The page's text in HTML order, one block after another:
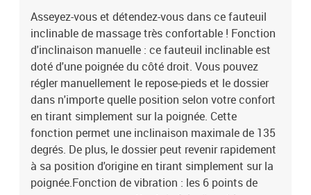
incluse.Expérience d'assise confortable : le siège, le dossier et les
larges accoudoirs bien rembourrés recouverts de tissu procurent
une sensation confortable et chaleureuse, vous permettant de
vous sentir enveloppé lorsque vous êtes assis. Le tissu présente un
aspect simple et épuré et est respirant et durable.Porte-gobelets et
poche latérale pratiques : ce fauteuil dispose de deux porte-
gobelets pratiques pour vos boissons et d'une poche latérale pour
votre télécommande ou pour garder vos objets essentiels à portée
de main.Cadre solide et stable : le cadre en bois et en métal offre
une structure solide et une grande stabilité. Ce fauteuil inclinable
est confortable et durable.Couleur : rouge bordeauxMatériau :
tissu (100 % polyester), métal, contreplaquéMatériau de
Asseyez-vous et détendez-vous dans ce fauteuil
inclinable de massage très confortable ! Fonction
d'inclinaison manuelle : ce fauteuil inclinable est
doté d'une poignée du côté droit. Vous pouvez
régler manuellement le repose-pieds et le dossier
dans n'importe quelle position selon votre confort
en tirant simplement sur la poignée. Cette
fonction permet une inclinaison maximale de 135
degrés. De plus, le dossier peut revenir rapidement
à sa position d'origine en tirant simplement sur la
poignée.Fonction de vibration : les 6 points de